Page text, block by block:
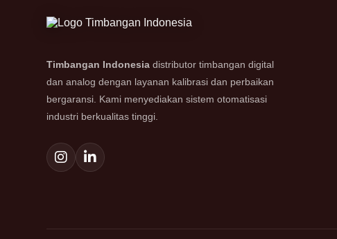
Timbangan Indonesia distributor timbangan digital
dan analog dengan layanan kalibrasi dan perbaikan
bergaransi. Kami menyediakan sistem otomatisasi
industri berkualitas tinggi.